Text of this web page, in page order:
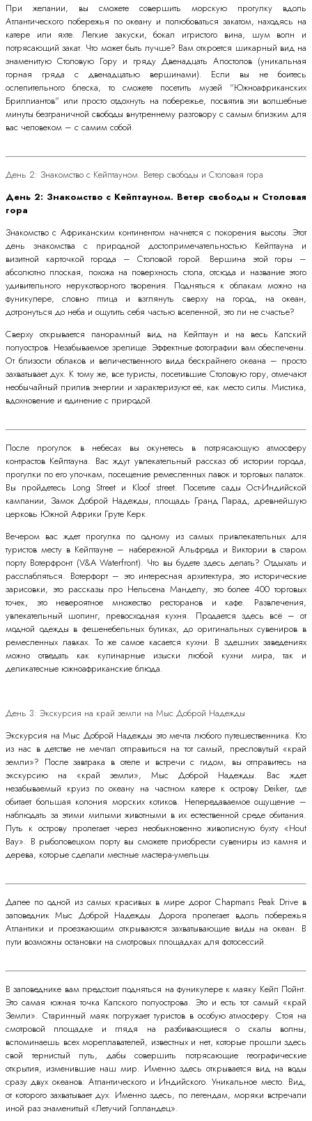
При желании, вы сможете совершить морскую прогулку вдоль
Атлантического побережья по океану и полюбоваться закатом, находясь на
катере или яхте. Легкие закуски, бокал игристого вина, шум волн и
потрясающий закат. Что может быть лучше? Вам откроется шикарный вид на
знаменитую Столовую Гору и гряду Двенадцать Апостолов (уникальная
горная гряда с двенадцатью вершинами). Если вы не боитесь
ослепительного блеска, то сможете посетить музей "Южноафриканских
Бриллиантов" или просто отдохнуть на побережье, посвятив эти волшебные
минуты безграничной свободы внутреннему разговору с самым близким для
вас человеком – с самим собой.
День 2: Знакомство с Кейптауном. Ветер свободы и Столовая гора
День 2: Знакомство с Кейптауном. Ветер свободы и Столовая
гора
Знакомство с Африканским континентом начнется с покорения высоты. Этот
день знакомства с природной достопримечательностью Кейптауна и
визитной карточкой города – Столовой горой. Вершина этой горы –
абсолютно плоская, похожа на поверхность стола, отсюда и название этого
удивительного нерукотворного творения. Подняться к облакам можно на
фуникулере, словно птица и взглянуть сверху на город, на океан,
дотронуться до неба и ощутить себя частью вселенной, это ли не счастье?
Сверху открывается панорамный вид на Кейптаун и на весь Капский
полуостров. Незабываемое зрелище. Эффектные фотографии вам обеспечены.
От близости облаков и величественного вида бескрайнего океана – просто
захватывает дух. К тому же, все туристы, посетившие Столовую гору, отмечают
необычайный прилив энергии и характеризуют её, как место силы. Мистика,
вдохновение и единение с природой.
После прогулок в небесах вы окунетесь в потрясающую атмосферу
контрастов Кейптауна. Вас ждут увлекательный рассказ об истории города,
прогулки по его улочкам, посещение ремесленных лавок и торговых палаток.
Вы пройдетесь Long Street и Kloof street. Посетите сады Ост-Индийской
кампании, Замок Доброй Надежды, площадь Гранд Парад, древнейшую
церковь Южной Африки Груте Керк.
Вечером вас ждет прогулка по одному из самых привлекательных для
туристов месту в Кейптауне – набережной Альфреда и Виктории в старом
порту Вотерфронт (V&A Waterfront). Что вы будете здесь делать? Отдыхать и
расслабляться. Вотерфорт – это интересная архитектура, это исторические
зарисовки, это рассказы про Нельсена Манделу, это более 400 торговых
точек, это невероятное множество ресторанов и кафе. Развлечения,
увлекательный шопинг, превосходная кухня. Продается здесь всё – от
модной одежды в фешенебельных бутиках, до оригинальных сувениров в
ремесленных лавках. То же самое касается кухни. В здешних заведениях
можно отведать как кулинарные изыски любой кухни мира, так и
деликатесные южноафриканские блюда.
День 3: Экскурсия на край земли на Мыс Доброй Надежды
Экскурсия на Мыс Доброй Надежды это мечта любого путешественника. Кто
из нас в детстве не мечтал отправиться на тот самый, пресловутый «край
земли»? После завтрака в отеле и встречи с гидом, вы отправитесь на
экскурсию на «край земли», Мыс Доброй Надежды. Вас ждет
незабываемый круиз по океану на частном катере к острову Deiker, где
обитает большая колония морских котиков. Непередаваемое ощущение –
наблюдать за этими милыми животными в их естественной среде обитания.
Путь к острову пролегает через необыкновенно живописную бухту «Hout
Bay». В рыболовецком порту вы сможете приобрести сувениры из камня и
дерева, которые сделали местные мастера-умельцы.
Далее по одной из самых красивых в мире дорог Chapmans Peak Drive в
заповедник Мыс Доброй Надежды. Дорога пролегает вдоль побережья
Атлантики и проезжающим открываются захватывающие виды на океан. В
пути возможны остановки на смотровых площадках для фотосессий.
В заповеднике вам предстоит подняться на фуникулере к маяку Кейп Пойнт.
Это самая южная точка Капского полуострова. Это и есть тот самый «край
Земли». Старинный маяк погружает туристов в особую атмосферу. Стоя на
смотровой площадке и глядя на разбивающиеся о скалы волны,
вспоминаешь всех мореплавателей, известных и нет, которые прошли здесь
свой тернистый путь, дабы совершить потрясающие географические
открытия, изменившие наш мир. Именно здесь открывается вид на воды
сразу двух океанов: Атлантического и Индийского. Уникальное место. Вид,
от которого захватывает дух. Именно здесь, по легендам, моряки встречали
иной раз знаменитый «Летучий Голландец».